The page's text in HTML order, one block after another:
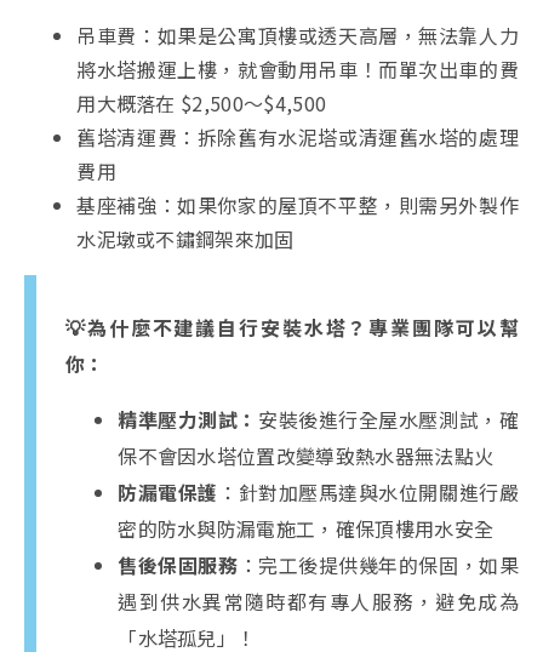
吊車費：如果是公寓頂樓或透天高層，無法靠人力
將水塔搬運上樓，就會動用吊車！而單次出車的費
用大概落在 $2,500～$4,500
舊塔清運費：拆除舊有水泥塔或清運舊水塔的處理
費用
基座補強：如果你家的屋頂不平整，則需另外製作
水泥墩或不鏽鋼架來加固
💡為什麼不建議自行安裝水塔？專業團隊可以幫
你：
精準壓力測試： 安裝後進行全屋水壓測試，確
保不會因水塔位置改變導致熱水器無法點火
防漏電保護 ：針對加壓馬達與水位開關進行嚴
密的防水與防漏電施工，確保頂樓用水安全
售後保固服務 ：完工後提供幾年的保固，如果
遇到供水異常隨時都有專人服務，避免成為
「水塔孤兒」！